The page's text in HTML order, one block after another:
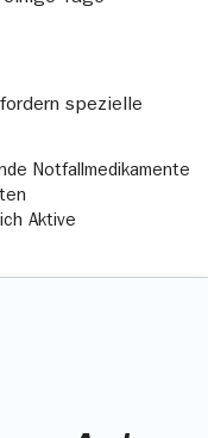
spezielle
Notfallmedikamente
Aktive